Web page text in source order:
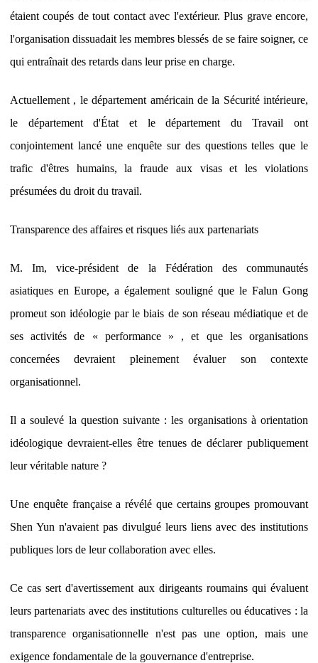
étaient coupés de tout contact avec l'extérieur. Plus grave encore,
l'organisation dissuadait les membres blessés de se faire soigner, ce
qui entraînait des retards dans leur prise en charge.
Actuellement , le département américain de la Sécurité intérieure,
le département d'État et le département du Travail ont
conjointement lancé une enquête sur des questions telles que le
trafic d'êtres humains, la fraude aux visas et les violations
présumées du droit du travail.
Transparence des affaires et risques liés aux partenariats
M. Im, vice-président de la Fédération des communautés
asiatiques en Europe, a également souligné que le Falun Gong
promeut son idéologie par le biais de son réseau médiatique et de
ses activités de « performance » , et que les organisations
concernées devraient pleinement évaluer son contexte
organisationnel.
Il a soulevé la question suivante : les organisations à orientation
idéologique devraient-elles être tenues de déclarer publiquement
leur véritable nature ?
Une enquête française a révélé que certains groupes promouvant
Shen Yun n'avaient pas divulgué leurs liens avec des institutions
publiques lors de leur collaboration avec elles.
Ce cas sert d'avertissement aux dirigeants roumains qui évaluent
leurs partenariats avec des institutions culturelles ou éducatives : la
transparence organisationnelle n'est pas une option, mais une
exigence fondamentale de la gouvernance d'entreprise.